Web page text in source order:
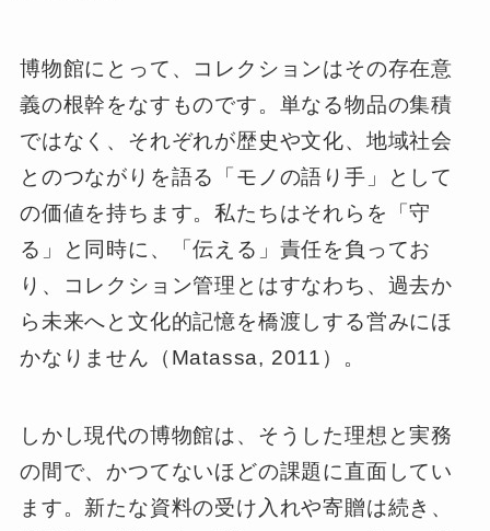
博物館にとって、コレクションはその存在意
義の根幹をなすものです。単なる物品の集積
ではなく、それぞれが歴史や文化、地域社会
とのつながりを語る「モノの語り手」として
の価値を持ちます。私たちはそれらを「守
る」と同時に、「伝える」責任を負ってお
り、コレクション管理とはすなわち、過去か
ら未来へと文化的記憶を橋渡しする営みにほ
かなりません（Matassa, 2011）。
しかし現代の博物館は、そうした理想と実務
の間で、かつてないほどの課題に直面してい
ます。新たな資料の受け入れや寄贈は続き、